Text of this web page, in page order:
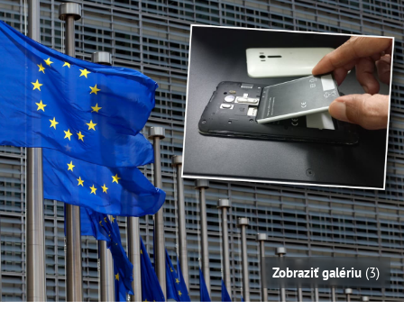
Zobraziť galériu (3)